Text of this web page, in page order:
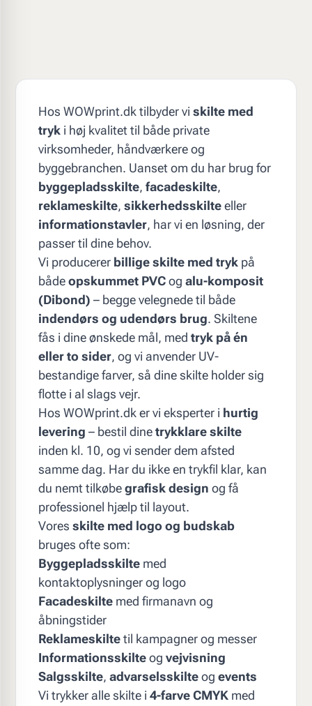
Hos WOWprint.dk tilbyder viskilte med
tryk i høj kvalitet til både private
virksomheder, håndværkere og
byggebranchen. Uanset om du har brug for
byggepladsskilte,facadeskilte,
reklameskilte,sikkerhedsskilteeller
informationstavler, har vi en løsning, der
passer til dine behov.
Vi producerer billige skilte med tryk på
bådeopskummet PVCogalu-komposit
(Dibond) – begge velegnede til både
indendørs og udendørs brug. Skiltene
fås i dine ønskede mål, medtryk på én
eller to sider, og vi anvender UV-
bestandige farver, så dine skilte holder sig
flotte i al slags vejr.
Hos WOWprint.dk er vi eksperter i hurtig
levering – bestil dinetrykklare skilte
inden kl. 10, og vi sender dem afsted
samme dag. Har du ikke en trykfil klar, kan
du nemt tilkøbegrafisk design og få
professionel hjælp til layout.
Voresskilte med logo og budskab
bruges ofte som:
Byggepladsskilte med
kontaktoplysninger og logo
Facadeskilte med firmanavn og
åbningstider
Reklameskiltetil kampagner og messer
Informationsskilteogvejvisning
Salgsskilte,advarselsskilteogevents
Vi trykker alle skilte i4-farve CMYK med